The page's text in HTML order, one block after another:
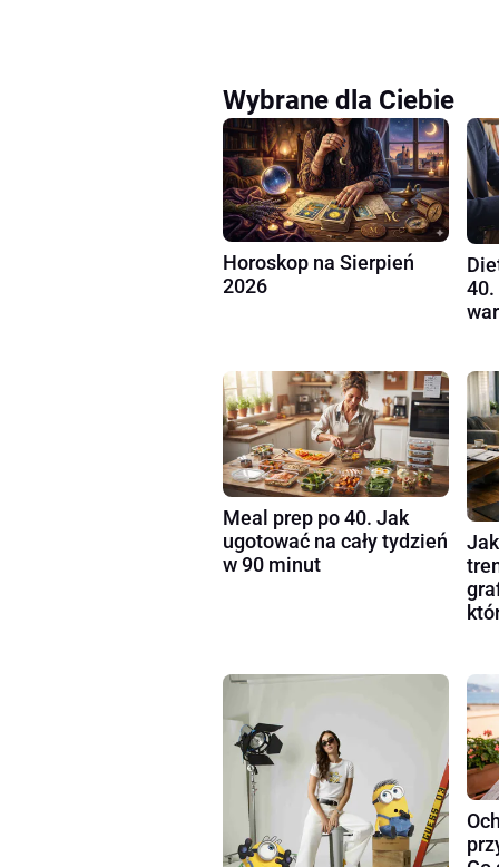
Wybrane dla Ciebie
Horoskop na Sierpień
2026
40.
Meal prep po 40. Jak
ugotować na cały tydzień
w 90 minut